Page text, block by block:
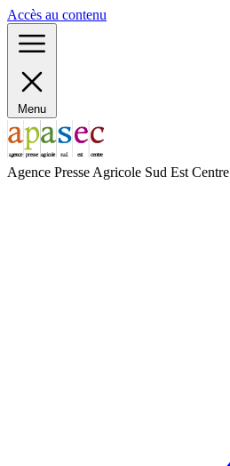
Accès au contenu
Menu
Agence Presse Agricole Sud Est Centre
Panneau de gestion des cookies